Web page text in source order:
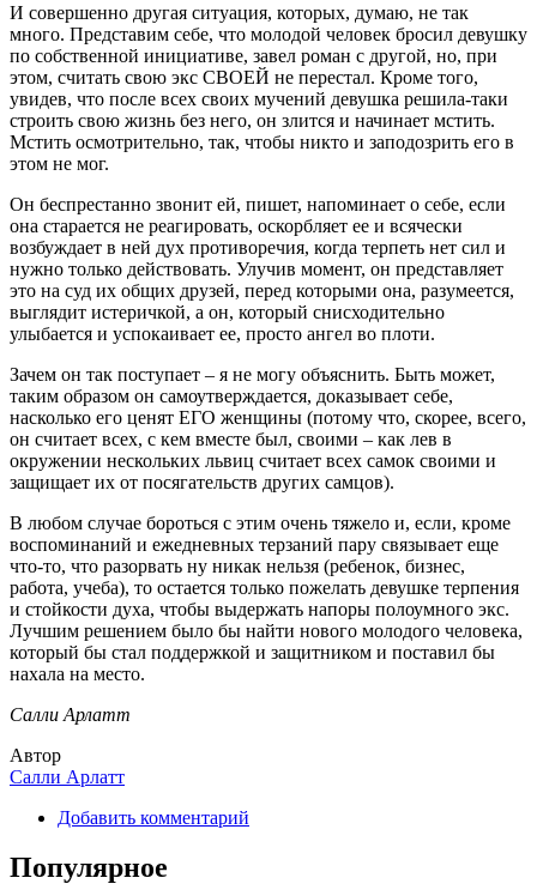
И совершенно другая ситуация, которых, думаю, не так
много. Представим себе, что молодой человек бросил девушку
по собственной инициативе, завел роман с другой, но, при
этом, считать свою экс СВОЕЙ не перестал. Кроме того,
увидев, что после всех своих мучений девушка решила-таки
строить свою жизнь без него, он злится и начинает мстить.
Мстить осмотрительно, так, чтобы никто и заподозрить его в
этом не мог.
Он беспрестанно звонит ей, пишет, напоминает о себе, если
она старается не реагировать, оскорбляет ее и всячески
возбуждает в ней дух противоречия, когда терпеть нет сил и
нужно только действовать. Улучив момент, он представляет
это на суд их общих друзей, перед которыми она, разумеется,
выглядит истеричкой, а он, который снисходительно
улыбается и успокаивает ее, просто ангел во плоти.
Зачем он так поступает – я не могу объяснить. Быть может,
таким образом он самоутверждается, доказывает себе,
насколько его ценят ЕГО женщины (потому что, скорее, всего,
он считает всех, с кем вместе был, своими – как лев в
окружении нескольких львиц считает всех самок своими и
защищает их от посягательств других самцов).
В любом случае бороться с этим очень тяжело и, если, кроме
воспоминаний и ежедневных терзаний пару связывает еще
что-то, что разорвать ну никак нельзя (ребенок, бизнес,
работа, учеба), то остается только пожелать девушке терпения
и стойкости духа, чтобы выдержать напоры полоумного экс.
Лучшим решением было бы найти нового молодого человека,
который бы стал поддержкой и защитником и поставил бы
нахала на место.
Салли Арлатт
Автор
Салли Арлатт
Добавить комментарий
Популярное